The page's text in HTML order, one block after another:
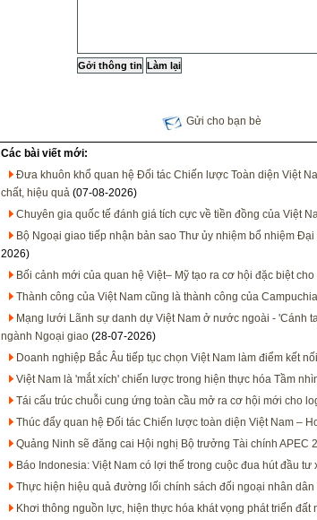
Gửi cho bạn bè
Các bài viết mới:
Đưa khuôn khổ quan hệ Đối tác Chiến lược Toàn diện Việt
chất, hiệu quả (07-08-2026)
Chuyên gia quốc tế đánh giá tích cực về tiền đồng của Việt
Bộ Ngoại giao tiếp nhận bản sao Thư ủy nhiệm bổ nhiệm
2026)
Bối cảnh mới của quan hệ Việt– Mỹ tạo ra cơ hội đặc biệt
Thành công của Việt Nam cũng là thành công của Campuchia
Mạng lưới Lãnh sự danh dự Việt Nam ở nước ngoài - 'Cánh
ngành Ngoại giao (28-07-2026)
Doanh nghiệp Bắc Âu tiếp tục chọn Việt Nam làm điểm kết nối
Việt Nam là 'mắt xích' chiến lược trong hiện thực hóa Tầm
Tái cấu trúc chuỗi cung ứng toàn cầu mở ra cơ hội mới cho
Thúc đẩy quan hệ Đối tác Chiến lược toàn diện Việt Nam –
Quảng Ninh sẽ đăng cai Hội nghị Bộ trưởng Tài chính APEC
Báo Indonesia: Việt Nam có lợi thế trong cuộc đua hút đầu tư
Thực hiện hiệu quả đường lối chính sách đối ngoại nhân dân
Khơi thông nguồn lực, hiện thực hóa khát vọng phát triển đất